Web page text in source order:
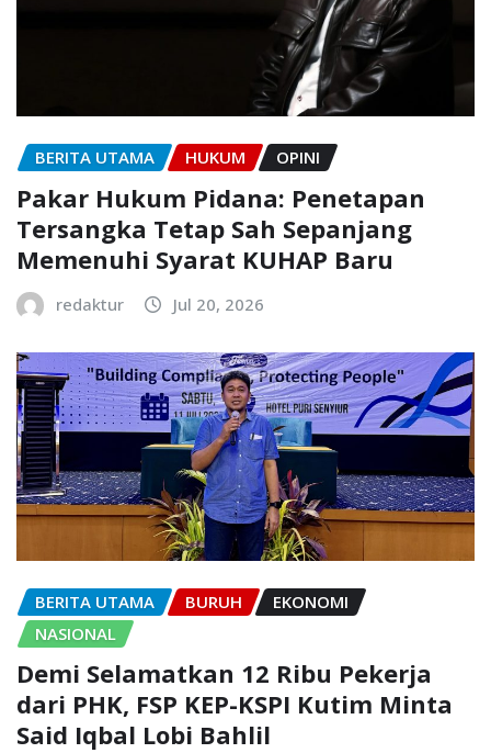
BERITA UTAMA HUKUM OPINI
Pakar Hukum Pidana: Penetapan
Tersangka Tetap Sah Sepanjang
Memenuhi Syarat KUHAP Baru
redaktur Jul 20, 2026
BERITA UTAMA BURUH
EKONOMI
NASIONAL
Demi Selamatkan 12 Ribu Pekerja
dari PHK, FSP KEP-KSPI Kutim Minta
Said Iqbal Lobi Bahlil